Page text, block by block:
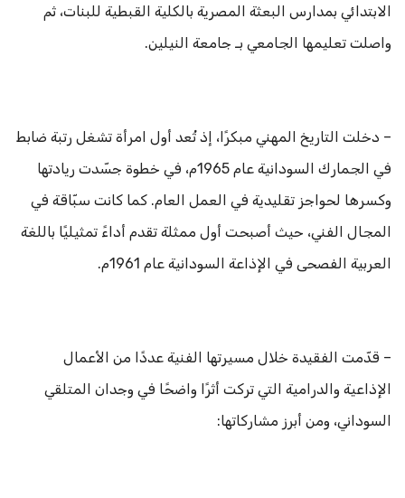
الابتدائي بمدارس البعثة المصرية بالكلية القبطية للبنات، ثم
واصلت تعليمها الجامعي بـ جامعة النيلين.
– دخلت التاريخ المهني مبكرًا، إذ تُعد أول امرأة تشغل رتبة ضابط
في الجمارك السودانية عام 1965م، في خطوة جسّدت ريادتها
وكسرها لحواجز تقليدية في العمل العام. كما كانت سبّاقة في
المجال الفني، حيث أصبحت أول ممثلة تقدم أداءً تمثيليًا باللغة
العربية الفصحى في الإذاعة السودانية عام 1961م.
– قدّمت الفقيدة خلال مسيرتها الفنية عددًا من الأعمال
الإذاعية والدرامية التي تركت أثرًا واضحًا في وجدان المتلقي
السوداني، ومن أبرز مشاركاتها: